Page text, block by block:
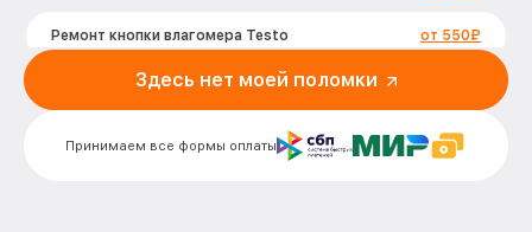
Ремонт кнопки влагомера Testo от 550₽
Комплексная чистка влагомера Testo
Не включается влагомера Testo от 1000₽
Принимаем все формы оплаты
Здесь нет моей поломки